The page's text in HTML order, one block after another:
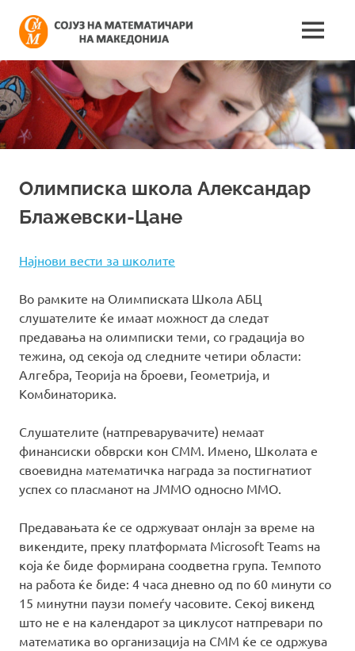
content
на
на
Македонија
информации
поврзани
со
работата
на
MENU
Олимписка школа Александар
Блажевски-Цане
Најнови вести за школите
Во рамките на Олимписката Школа АБЦ
слушателите ќе имаат можност да следат
предавања на олимписки теми, со градација во
тежина, од секоја од следните четири области:
Алгебра, Теорија на броеви, Геометрија, и
Комбинаторика.
Слушателите (натпреварувачите) немаат
финансиски обврски кон СММ. Имено, Школата е
своевидна математичка награда за постигнатиот
успех со пласманот на ЈММО односно ММО.
Предавањата ќе се одржуваат онлајн за време на
викендите, преку платформата Microsoft Teams на
која ќе биде формирана соодветна група. Темпото
на работа ќе биде: 4 часа дневно од по 60 минути со
15 минутни паузи помеѓу часовите. Секој викенд
што не е на календарот за циклусот натпревари по
математика во организација на СММ ќе се одржува